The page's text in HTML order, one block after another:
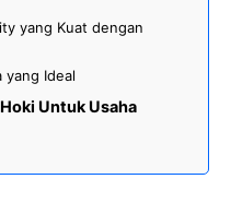
yang Kuat dengan
yang Ideal
Untuk Usaha